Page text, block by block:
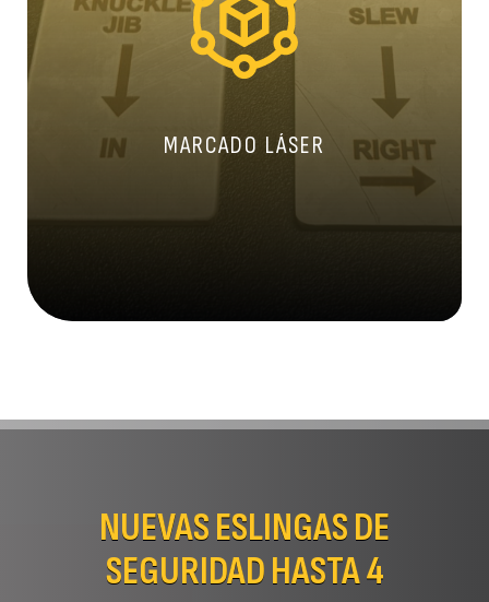
MARCADO LÁSER
Con nuestra nueva máquina
NUEVAS ESLINGAS DE
SEGURIDAD HASTA 4